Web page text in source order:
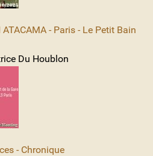
ATACAMA - Paris - Le Petit Bain
Du Houblon
- Chronique